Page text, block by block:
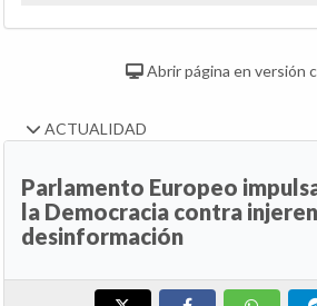
Abrir página en versión
ACTUALIDAD
Parlamento Europeo
la Democracia contra
desinformación